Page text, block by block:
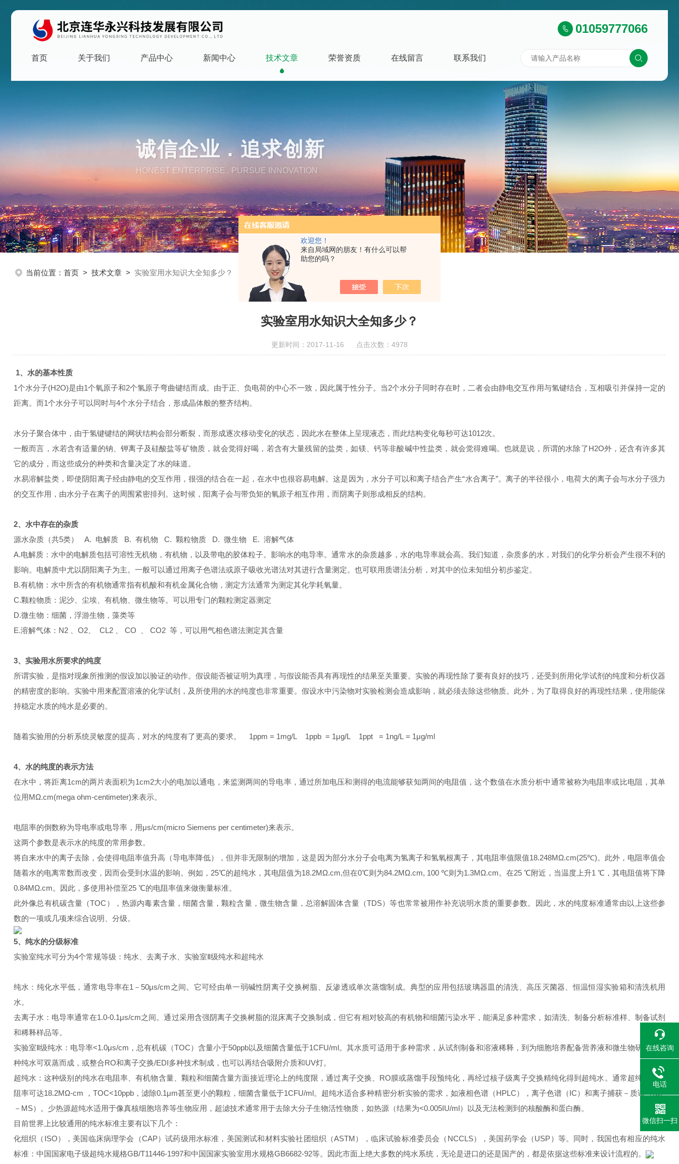
欢迎您！
来自局域网的朋友！有什么可以帮
助您的吗？
01059777066
首页 关于我们 产品中心 新闻中心 技术文章 荣誉资质 在线留言 联系我们
诚信企业 . 追求创新
HONEST ENTERPRISE . PURSUE INNOVATION
当前位置： 首页> 技术文章> 实验室用水知识大全知多少？
实验室用水知识大全知多少？
更新时间：2017-11-16 点击次数：4978
1、水的基本性质
1个水分子(H2O)是由1个氧原子和2个氢原子弯曲键结而成。由于正、负电荷的中心不一致，因此属于性分子。当2个水分子同时存在时，二者会由静电交互作用与氢键结合，互相吸引并保持一定的
距离。而1个水分子可以同时与4个水分子结合，形成晶体般的整齐结构。
水分子聚合体中，由于氢键键结的网状结构会部分断裂，而形成逐次移动变化的状态，因此水在整体上呈现液态，而此结构变化每秒可达1012次。
一般而言，水若含有适量的钠、钾离子及硅酸盐等矿物质，就会觉得好喝，若含有大量残留的盐类，如镁、钙等非酸碱中性盐类，就会觉得难喝。也就是说，所谓的水除了H2O外，还含有许多其
它的成分，而这些成分的种类和含量决定了水的味道。
水易溶解盐类，即使阴阳离子经由静电的交互作用，很强的结合在一起，在水中也很容易电解。这是因为，水分子可以和离子结合产生“水合离子”。离子的半径很小，电荷大的离子会与水分子强力
的交互作用，由水分子在离子的周围紧密排列。这时候，阳离子会与带负矩的氧原子相互作用，而阴离子则形成相反的结构。
2、水中存在的杂质
源水杂质（共5类） A. 电解质 B. 有机物 C. 颗粒物质 D. 微生物 E. 溶解气体
A.电解质：水中的电解质包括可溶性无机物，有机物，以及带电的胶体粒子。影响水的电导率。通常水的杂质越多，水的电导率就会高。我们知道，杂质多的水，对我们的化学分析会产生很不利的
影响。电解质中尤以阴阳离子为主。一般可以通过用离子色谱法或原子吸收光谱法对其进行含量测定。也可联用质谱法分析，对其中的位未知组分初步鉴定。
B.有机物：水中所含的有机物通常指有机酸和有机金属化合物，测定方法通常为测定其化学耗氧量。
C.颗粒物质：泥沙、尘埃、有机物、微生物等。可以用专门的颗粒测定器测定
D.微生物：细菌，浮游生物，藻类等
E.溶解气体：N2 、O2、 CL2 、 CO 、 CO2 等，可以用气相色谱法测定其含量
3、实验用水所要求的纯度
所谓实验，是指对现象所推测的假设加以验证的动作。假设能否被证明为真理，与假设能否具有再现性的结果至关重要。实验的再现性除了要有良好的技巧，还受到所用化学试剂的纯度和分析仪器
的精密度的影响。实验中用来配置溶液的化学试剂，及所使用的水的纯度也非常重要。假设水中污染物对实验检测会造成影响，就必须去除这些物质。此外，为了取得良好的再现性结果，使用能保
持稳定水质的纯水是必要的。
随着实验用的分析系统灵敏度的提高，对水的纯度有了更高的要求。 1ppm = 1mg/L 1ppb = 1μg/L 1ppt = 1ng/L = 1μg/ml
4、水的纯度的表示方法
在水中，将距离1cm的两片表面积为1cm2大小的电加以通电，来监测两间的导电率，通过所加电压和测得的电流能够获知两间的电阻值，这个数值在水质分析中通常被称为电阻率或比电阻，其单
位用MΩ.cm(mega ohm-centimeter)来表示。
电阻率的倒数称为导电率或电导率，用μs/cm(micro Siemens per centimeter)来表示。
这两个参数是表示水的纯度的常用参数。
将自来水中的离子去除，会使得电阻率值升高（导电率降低），但并非无限制的增加，这是因为部分水分子会电离为氢离子和氢氧根离子，其电阻率值限值18.248MΩ.cm(25℃)。此外，电阻率值会
随着水的电离常数而改变，因而会受到水温的影响。例如，25℃的超纯水，其电阻值为18.2MΩ.cm,但在0℃则为84.2MΩ.cm, 100 ℃则为1.3MΩ.cm。在25 ℃附近，当温度上升1 ℃，其电阻值将下降
0.84MΩ.cm。因此，多使用补偿至25 ℃的电阻率值来做衡量标准。
此外像总有机碳含量（TOC），热源内毒素含量，细菌含量，颗粒含量，微生物含量，总溶解固体含量（TDS）等也常常被用作补充说明水质的重要参数。因此，水的纯度标准通常由以上这些参
数的一项或几项来综合说明、分级。
5、纯水的分级标准
实验室纯水可分为4个常规等级：纯水、去离子水、实验室Ⅱ级纯水和超纯水
纯水：纯化水平低，通常电导率在1－50μs/cm之间。它可经由单一弱碱性阴离子交换树脂、反渗透或单次蒸馏制成。典型的应用包括玻璃器皿的清洗、高压灭菌器、恒温恒湿实验箱和清洗机用
水。
去离子水：电导率通常在1.0-0.1μs/cm之间。通过采用含强阴离子交换树脂的混床离子交换制成，但它有相对较高的有机物和细菌污染水平，能满足多种需求，如清洗、制备分析标准样、制备试剂
和稀释样品等。
实验室Ⅱ级纯水：电导率<1.0μs/cm，总有机碳（TOC）含量小于50ppb以及细菌含量低于1CFU/ml。其水质可适用于多种需求，从试剂制备和溶液稀释，到为细胞培养配备营养液和微生物研究。这
种纯水可双蒸而成，或整合RO和离子交换/EDI多种技术制成，也可以再结合吸附介质和UV灯。
超纯水：这种级别的纯水在电阻率、有机物含量、颗粒和细菌含量方面接近理论上的纯度限，通过离子交换、RO膜或蒸馏手段预纯化，再经过核子级离子交换精纯化得到超纯水。通常超纯水的电
阻率可达18.2MΩ-cm ，TOC<10ppb，滤除0.1μm甚至更小的颗粒，细菌含量低于1CFU/ml。超纯水适合多种精密分析实验的需求，如液相色谱（HPLC），离子色谱（IC）和离子捕获－质谱（ICP
－MS）。少热源超纯水适用于像真核细胞培养等生物应用，超滤技术通常用于去除大分子生物活性物质，如热源（结果为<0.005IU/ml）以及无法检测到的核酸酶和蛋白酶。
目前世界上比较通用的纯水标准主要有以下几个：
化组织（ISO），美国临床病理学会（CAP）试药级用水标准，美国测试和材料实验社团组织（ASTM），临床试验标准委员会（NCCLS），美国药学会（USP）等。同时，我国也有相应的纯水
标准：中国国家电子级超纯水规格GB/T11446-1997和中国国家实验室用水规格GB6682-92等。因此市面上绝大多数的纯水系统，无论是进口的还是国产的，都是依据这些标准来设计流程的。
在线咨询
电话
微信扫一扫